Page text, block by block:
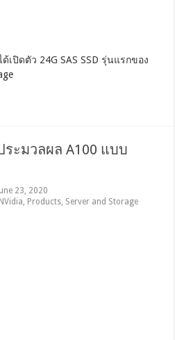
เปิดตัว 24G SAS SSD รุ่นแรกของ
ะมวลผล A100 แบบ
23, 2020
NVidia Products Server and Storage